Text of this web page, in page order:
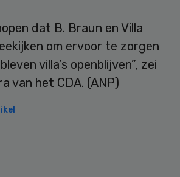
dat B. Braun en Villa
om ervoor te zorgen
villa’s openblijven”, zei
van het CDA. (ANP)